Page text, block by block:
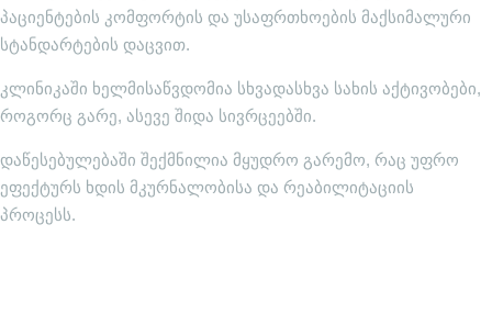
პაციენტების კომფორტის და უსაფრთხოების მაქსიმალური
სტანდარტების დაცვით.
კლინიკაში ხელმისაწვდომია სხვადასხვა სახის აქტივობები,
როგორც გარე, ასევე შიდა სივრცეებში.
დაწესებულებაში შექმნილია მყუდრო გარემო, რაც უფრო
ეფექტურს ხდის მკურნალობისა და რეაბილიტაციის
პროცესს.